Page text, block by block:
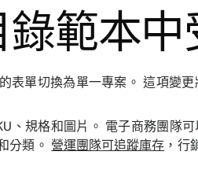
範本中
表單切換為單一專案。 這項變
、規格和圖片。 電子商務團隊
分類。 營運團隊可追蹤庫存 ，行